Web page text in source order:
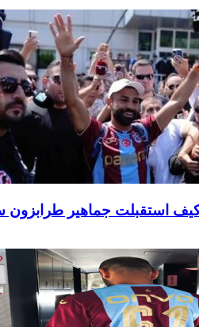
استقبلت جماهير طرابزون